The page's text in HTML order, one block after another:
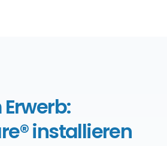
installieren